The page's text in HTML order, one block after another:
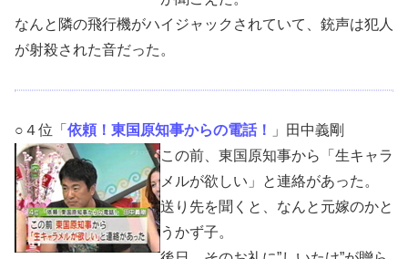
なんと隣の飛行機がハイジャックされていて、銃声は犯人
が射殺された音だった。
○４位「 依頼！東国原知事からの電話！
」田中義剛
この前、東国原知事から「生キャラ
メルが欲しい」と連絡があった。
送り先を聞くと、なんと元嫁のかと
うかず子。